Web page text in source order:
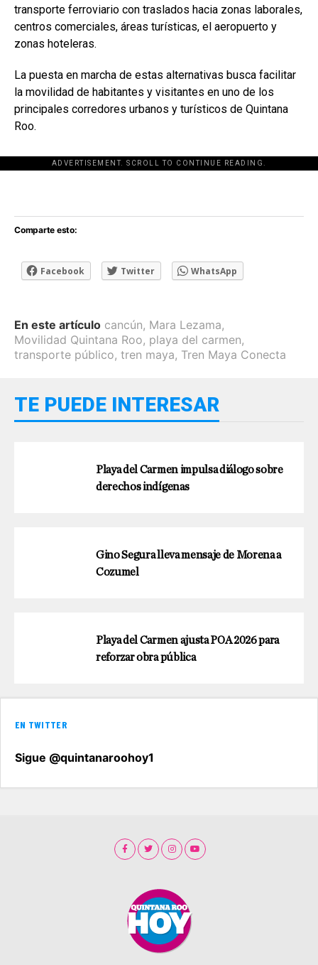
transporte ferroviario con traslados hacia zonas laborales,
centros comerciales, áreas turísticas, el aeropuerto y
zonas hoteleras.
La puesta en marcha de estas alternativas busca facilitar
la movilidad de habitantes y visitantes en uno de los
principales corredores urbanos y turísticos de Quintana
Roo.
ADVERTISEMENT. SCROLL TO CONTINUE READING.
[adsforwp id="243463"]
Comparte esto:
Facebook Twitter WhatsApp
En este artículo cancún, Mara Lezama,
Movilidad Quintana Roo, playa del carmen,
transporte público, tren maya, Tren Maya Conecta
TE PUEDE INTERESAR
Playa del Carmen impulsa diálogo sobre
derechos indígenas
Gino Segura lleva mensaje de Morena a
Cozumel
Playa del Carmen ajusta POA 2026 para
reforzar obra pública
EN TWITTER
Sigue @quintanaroohoy1